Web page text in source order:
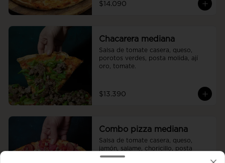
$14.090
Chacarera mediana
Salsa de tomate casera, queso,
porotos verdes, posta molida, ají
oro, tomate.
$13.390
Combo pizza mediana
Salsa de tomate casera, queso,
jamón, salame, choricillo, posta
molida, pollo, tomate, orégano.